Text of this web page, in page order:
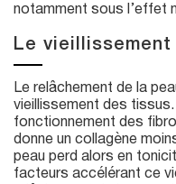
notamment sous l’effet
Le vieillissement
Le relâchement de la
vieillissement des
fonctionnement des
donne un collagène
peau perd alors en
facteurs accélérant ce